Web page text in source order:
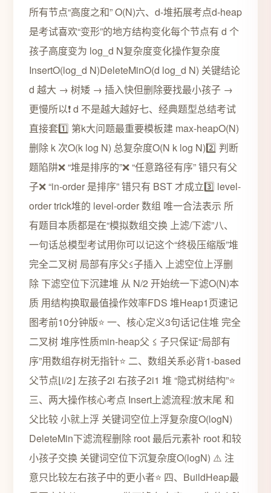
所有节点“高度之和” O(N)六、d-堆拓展考点d-heap
是考试喜欢“变形”的地方结构变化每个节点有 d 个
孩子高度变为 log_d N复杂度变化操作复杂度
InsertO(log_d N)DeleteMinO(d log_d N) 关键结论
d 越大 → 树矮 → 插入快但删除要找最小孩子 →
更慢所以❗ d 不是越大越好七、经典题型总结考试
直接套1️⃣ 第k大问题最重要模板建 max-heapO(N)
删除 k 次O(k log N) 总复杂度O(N k log N)2️⃣ 判断
题陷阱❌ “堆是排序的”❌ “任意路径有序” 错只有父
子❌ “in-order 是排序” 错只有 BST 才成立3️⃣ level-
order trick堆的 level-order 数组 唯一合法表示 所
有题目本质都是在“模拟数组交换 上滤/下滤”八、
一句话总模型考试用你可以记这个“终极压缩版”堆
完全二叉树 局部有序父≤子插入 上滤空位上浮删
除 下滤空位下沉建堆 从 N/2 开始统一下滤O(N)本
质 用结构换取最值操作效率FDS 堆Heap1页速记
图考前10分钟版⭐ 一、核心定义3句话记住堆 完全
二叉树 堆序性质min-heap父 ≤ 子只保证“局部有
序”用数组存树无指针⭐ 二、数组关系必背1-based
父节点⌊i/2⌋ 左孩子2i 右孩子2i1 堆 “隐式树结构”⭐
三、两大操作核心考点 Insert上滤流程:放末尾 和
父比较 小就上浮 关键词空位上浮复杂度O(logN)
DeleteMin下滤流程删除 root 最后元素补 root 和较
小孩子交换 关键词空位下沉复杂度O(logN) ⚠️ 注
意只比较左右孩子中的更小者⭐ 四、BuildHeap最